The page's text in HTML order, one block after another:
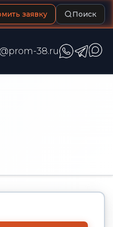
заявку Поиск
38.ru